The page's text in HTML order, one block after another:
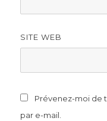
SITE WEB
Prévenez-moi de
par e-mail.